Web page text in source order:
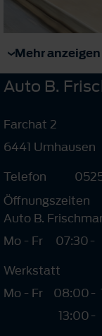
Mehr anzeigen
Auto B.
Farchat 2
6441 Umhausen
Telefon
Öffnungszeiten
Auto B.
Mo - Fr
07:30-
Werkstatt
Mo - Fr
08:00
13:00
-
-